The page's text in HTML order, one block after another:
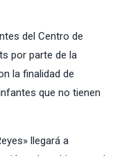
del Centro de
por parte de la
la finalidad de
que no tienen
llegará a